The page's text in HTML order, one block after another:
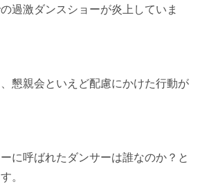
過激ダンスショーが炎上していま
懇親会といえど配慮にかけた行動が
に呼ばれたダンサーは誰なのか？と
。